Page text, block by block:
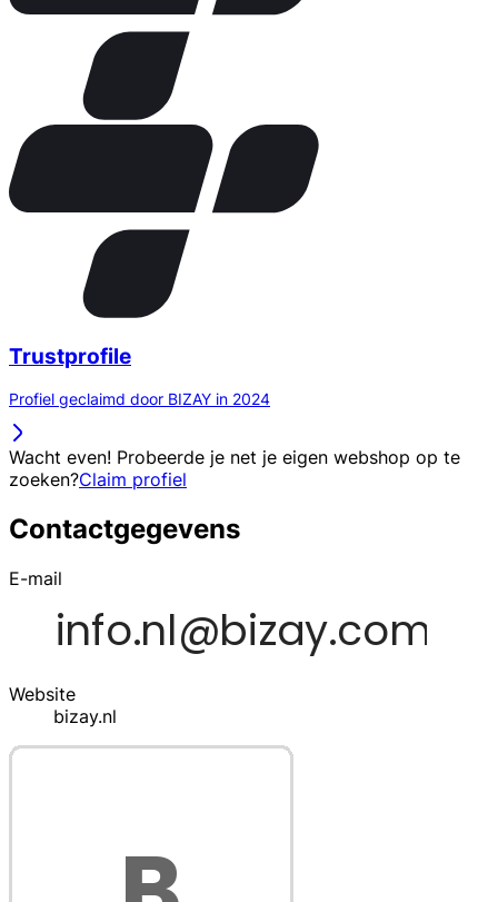
Trustprofile
Profiel geclaimd door BIZAY in 2024
Wacht even! Probeerde je net je eigen webshop op te
zoeken?Claim profiel
Contactgegevens
E-mail
Website
bizay.nl